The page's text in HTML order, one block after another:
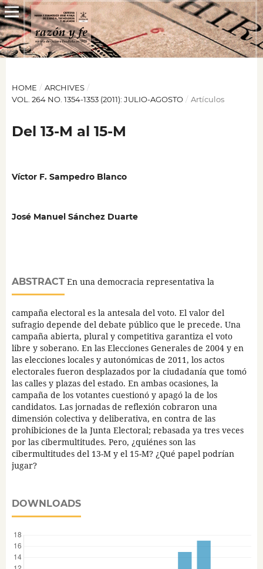
HOME / ARCHIVES /
VOL. 264 NO. 1354-1353 (2011): JULIO-AGOSTO / Artículos
Del 13-M al 15-M
Víctor F. Sampedro Blanco
José Manuel Sánchez Duarte
ABSTRACTEn una democracia representativa la
campaña electoral es la antesala del voto. El valor del
sufragio depende del debate público que le precede. Una
campaña abierta, plural y competitiva garantiza el voto
libre y soberano. En las Elecciones Generales de 2004 y en
las elecciones locales y autonómicas de 2011, los actos
electorales fueron desplazados por la ciudadanía que tomó
las calles y plazas del estado. En ambas ocasiones, la
campaña de los votantes cuestionó y apagó la de los
candidatos. Las jornadas de reflexión cobraron una
dimensión colectiva y deliberativa, en contra de las
prohibiciones de la Junta Electoral; rebasada ya tres veces
por las cibermultitudes. Pero, ¿quiénes son las
cibermultitudes del 13-M y el 15-M? ¿Qué papel podrían
jugar?
DOWNLOADS